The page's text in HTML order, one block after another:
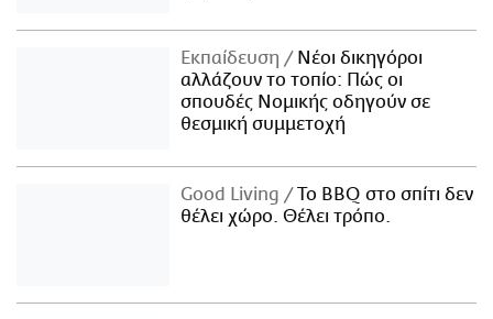
Εκπαίδευση
Νέοι δικηγόροι
αλλάζουν το τοπίο: Πώς οι
σπουδές Νομικής οδηγούν σε
θεσμική συμμετοχή
Good Living
Το BBQ στο σπίτι δεν
θέλει χώρο. Θέλει τρόπο.